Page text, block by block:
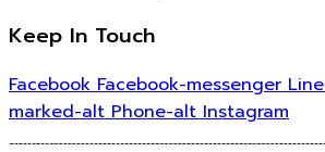
Keep In Touch
Facebook Facebook-messenger Line
marked-alt Phone-alt Instagram